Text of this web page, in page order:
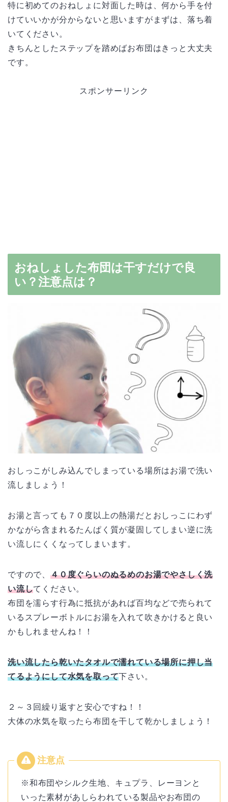
特に初めてのおねしょに対面した時は、何から手を付
けていいかが分からないと思いますがまずは、落ち着
いてください。
きちんとしたステップを踏めばお布団はきっと大丈夫
です。
スポンサーリンク
おねしょした布団は干すだけで良
い？注意点は？
おしっこがしみ込んでしまっている場所はお湯で洗い
流しましょう！
お湯と言っても７０度以上の熱湯だとおしっこにわず
かながら含まれるたんぱく質が凝固してしまい逆に洗
い流しにくくなってしまいます。
ですので、 ４０度ぐらいのぬるめのお湯でやさしく洗
い流してください。
布団を濡らす行為に抵抗があれば百均などで売られて
いるスプレーボトルにお湯を入れて吹きかけると良い
かもしれませんね！！
洗い流したら乾いたタオルで濡れている場所に押し当
てるようにして水気を取って下さい。
２～３回繰り返すと安心ですね！！
大体の水気を取ったら布団を干して乾かしましょう！
※和布団やシルク生地、キュプラ、レーヨンと
いった素材があしらわれている製品やお布団の